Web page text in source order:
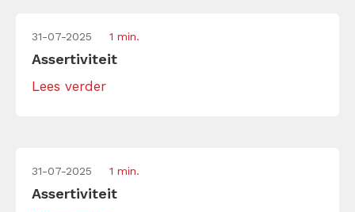
31-07-2025 1 min.
Assertiviteit
Lees verder
31-07-2025 1 min.
Assertiviteit